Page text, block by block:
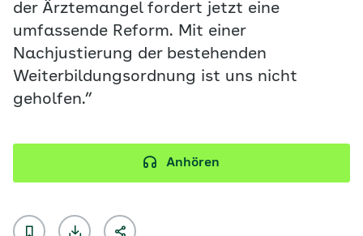
der Ärztemangel fordert jetzt eine
umfassende Reform. Mit einer
Nachjustierung der bestehenden
Weiterbildungsordnung ist uns nicht
geholfen.”
Anhören